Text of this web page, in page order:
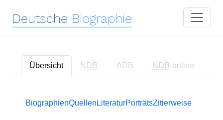
Deutsche Biographie
Übersicht NDB ADB NDB-online
BiographienQuellen LiteraturPorträtsZitierweise